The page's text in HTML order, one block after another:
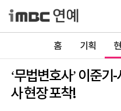
홈 기획
‘무법변호사’ 이준기
사 현장 포착!